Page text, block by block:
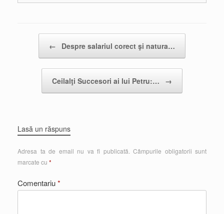
← Despre salariul corect şi natura…
Ceilalţi Succesori ai lui Petru:… →
Lasă un răspuns
Adresa ta de email nu va fi publicată. Câmpurile obligatorii sunt
marcate cu *
Comentariu*